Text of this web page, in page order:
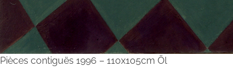
Pièces contiguës 1996 – 110x105cm Öl